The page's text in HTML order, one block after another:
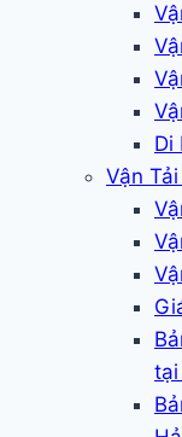
Di
Vận
tại